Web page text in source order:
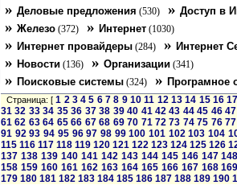
» Деловые предложения (530) » Доступ в
» Железо (372) » Интернет (1030)
» Интернет провайдеры (284) » Интернет
» Новости (136) » Организации (341)
» Поисковые системы (324) » Програмное
Страница: [1 2 3 4 5 6 7 8 9 10 11 12 13 14 15 16
31 32 33 34 35 36 37 38 39 40 41 42 43 44 45 46 47
61 62 63 64 65 66 67 68 69 70 71 72 73 74 75 76 77
91 92 93 94 95 96 97 98 99 100 101 102 103 104
115 116 117 118 119 120 121 122 123 124 125 126
137 138 139 140 141 142 143 144 145 146 147
158 159 160 161 162 163 164 165 166 167 168
179 180 181 182 183 184 185 186 187 188 189 190